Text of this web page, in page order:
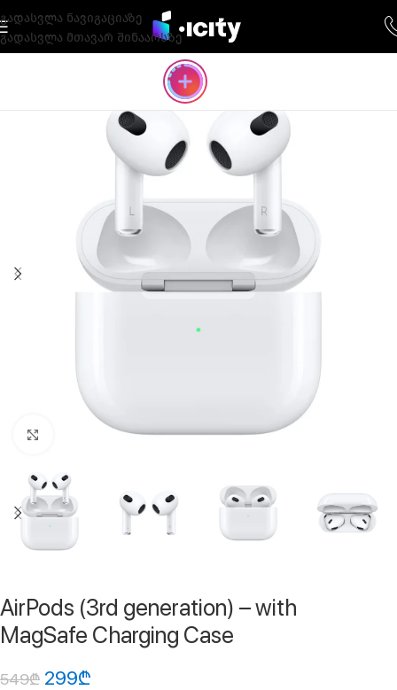
გადასვლა ნავიგაციაზე
გადასვლა მთავარ შინაარსზე
ფოტოს გადიდება
AirPods (3rd generation) – with
MagSafe Charging Case
549₾ 299₾